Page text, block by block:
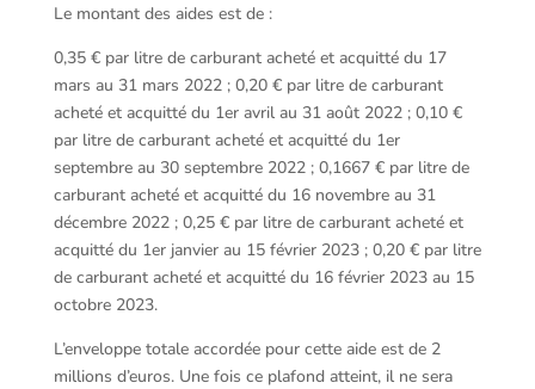
Le montant des aides est de :
0,35 € par litre de carburant acheté et acquitté du 17
mars au 31 mars 2022 ; 0,20 € par litre de carburant
acheté et acquitté du 1er avril au 31 août 2022 ; 0,10 €
par litre de carburant acheté et acquitté du 1er
septembre au 30 septembre 2022 ; 0,1667 € par litre de
carburant acheté et acquitté du 16 novembre au 31
décembre 2022 ; 0,25 € par litre de carburant acheté et
acquitté du 1er janvier au 15 février 2023 ; 0,20 € par litre
de carburant acheté et acquitté du 16 février 2023 au 15
octobre 2023.
L’enveloppe totale accordée pour cette aide est de 2
millions d’euros. Une fois ce plafond atteint, il ne sera